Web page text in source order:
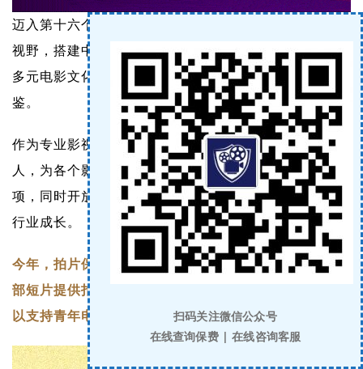
迈入第十六个年头，北京国际电影节将以更广阔的国际
视野，搭建中国电影与世界对话的桥梁，集中展示全球
多元电影文化，促进产业资源高效对接，推动文明互
鉴。
作为专业影视保险服务商，拍片保致力于扶持电影新
人，为各个影展创投及训练营板块提供保险赞助及奖
项，同时开放项目投递，为青年电影人提供帮助，鼓励
行业成长。
今年， 拍片保将继续为北京国际电影节创投训练营中的
部短片提供拍摄期间的影视器材保险、全体人员保险，
以支持青年电影人的创作
。期待4月首映！
扫码关注微信公众号
在线查询保费 | 在线咨询客服